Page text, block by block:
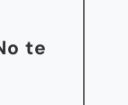
te